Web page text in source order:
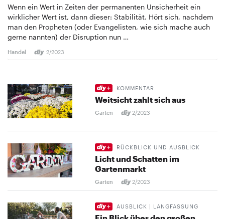
Wenn ein Wert in Zeiten der permanenten ­Unsicherheit ein
wirklicher Wert ist, dann dieser: Stabilität. Hört sich, nachdem
man den Propheten (oder Evangelisten, wie sich mache auch
gerne nannten) der Disruption nun …
Handel 2/2023
KOMMENTAR
Weitsicht zahlt sich aus
Garten 2/2023
RÜCKBLICK UND AUSBLICK
Licht und Schatten im
Gartenmarkt
Garten 2/2023
AUSBLICK | LANGFASSUNG